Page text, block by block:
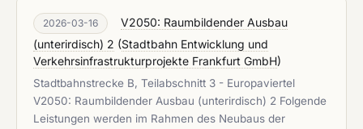
2026-03-16
V2050: Raumbildender Ausbau
(unterirdisch) 2 (Stadtbahn Entwicklung und
Verkehrsinfrastrukturprojekte Frankfurt GmbH)
Stadtbahnstrecke B, Teilabschnitt 3 - Europaviertel
V2050: Raumbildender Ausbau (unterirdisch) 2 Folgende
Leistungen werden im Rahmen des Neubaus der